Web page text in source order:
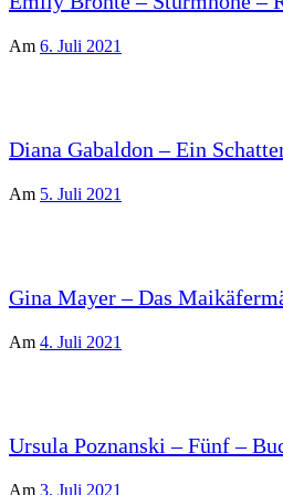
Am 6. Juli 2021
Diana Gabaldon – Ein
Am 5. Juli 2021
Gina Mayer – Das
Am 4. Juli 2021
Ursula Poznanski – Fünf –
Am 3. Juli 2021